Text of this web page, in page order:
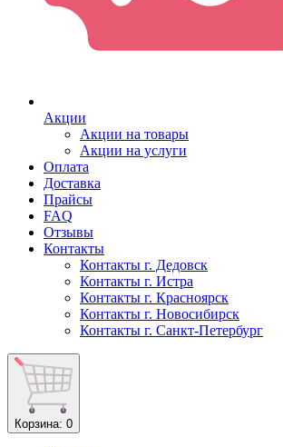
Акции
Акции на товары
Акции на услуги
Оплата
Доставка
Прайсы
FAQ
Отзывы
Контакты
Контакты г. Дедовск
Контакты г. Истра
Контакты г. Красноярск
Контакты г. Новосибирск
Контакты г. Санкт-Петербург
Корзина: 0